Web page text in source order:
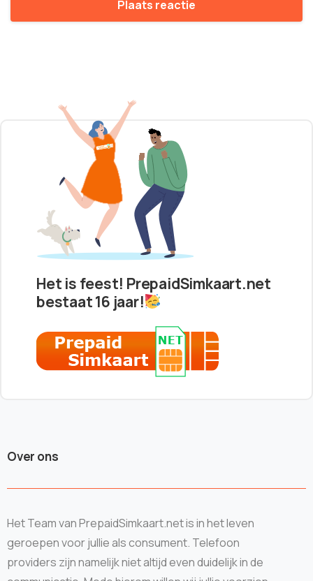
Het is feest! PrepaidSimkaart.net
bestaat 16 jaar!
Over ons
Het Team van PrepaidSimkaart.net is in het leven
geroepen voor jullie als consument. Telefoon
providers zijn namelijk niet altijd even duidelijk in de